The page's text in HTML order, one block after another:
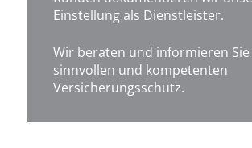
Einstellung als Dienstleister.
Wir beraten und informieren
sinnvollen und kompetenten
Versicherungsschutz.